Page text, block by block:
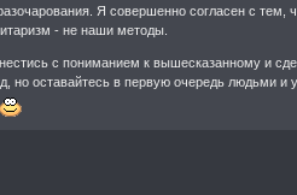
Я совершенно согласен с тем,
- не наши методы.
с пониманием к вышесказанному и
но оставайтесь в первую очередь людьми и